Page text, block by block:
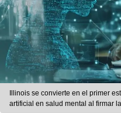
Illinois se convierte en el primer
artificial en salud mental al firmar